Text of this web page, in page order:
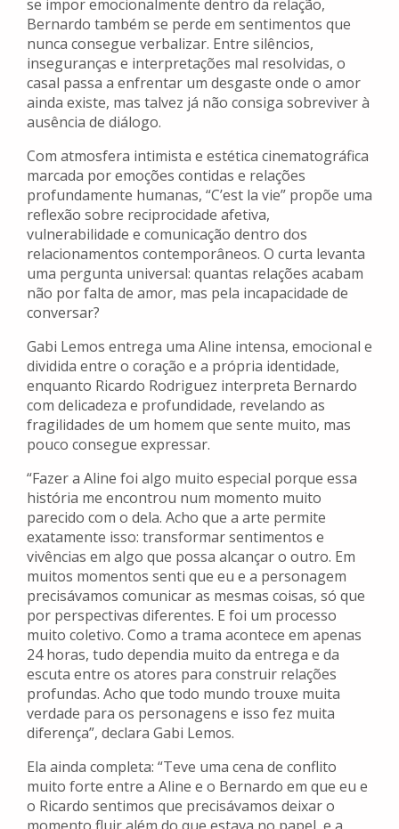
se impor emocionalmente dentro da relação,
Bernardo também se perde em sentimentos que
nunca consegue verbalizar. Entre silêncios,
inseguranças e interpretações mal resolvidas, o
casal passa a enfrentar um desgaste onde o amor
ainda existe, mas talvez já não consiga sobreviver à
ausência de diálogo.
Com atmosfera intimista e estética cinematográfica
marcada por emoções contidas e relações
profundamente humanas, “C’est la vie” propõe uma
reflexão sobre reciprocidade afetiva,
vulnerabilidade e comunicação dentro dos
relacionamentos contemporâneos. O curta levanta
uma pergunta universal: quantas relações acabam
não por falta de amor, mas pela incapacidade de
conversar?
Gabi Lemos entrega uma Aline intensa, emocional e
dividida entre o coração e a própria identidade,
enquanto Ricardo Rodriguez interpreta Bernardo
com delicadeza e profundidade, revelando as
fragilidades de um homem que sente muito, mas
pouco consegue expressar.
“Fazer a Aline foi algo muito especial porque essa
história me encontrou num momento muito
parecido com o dela. Acho que a arte permite
exatamente isso: transformar sentimentos e
vivências em algo que possa alcançar o outro. Em
muitos momentos senti que eu e a personagem
precisávamos comunicar as mesmas coisas, só que
por perspectivas diferentes. E foi um processo
muito coletivo. Como a trama acontece em apenas
24 horas, tudo dependia muito da entrega e da
escuta entre os atores para construir relações
profundas. Acho que todo mundo trouxe muita
verdade para os personagens e isso fez muita
diferença”, declara Gabi Lemos.
Ela ainda completa: “Teve uma cena de conflito
muito forte entre a Aline e o Bernardo em que eu e
o Ricardo sentimos que precisávamos deixar o